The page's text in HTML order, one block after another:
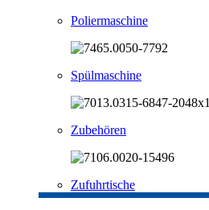
Poliermaschine
Spülmaschine
Zubehören
Zufuhrtische